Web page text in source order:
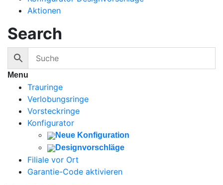
Aktionen
Search
Menu
Trauringe
Verlobungsringe
Vorsteckringe
Konfigurator
Neue Konfiguration
Designvorschläge
Filiale vor Ort
Garantie-Code aktivieren